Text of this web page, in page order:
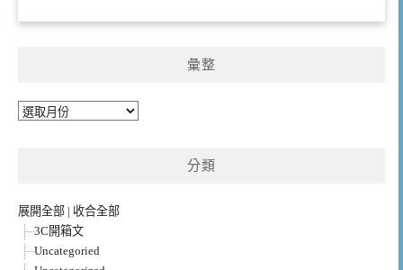
彙整
彙
分類
展開全部 | 收合全部
3C開箱文
Uncategoried